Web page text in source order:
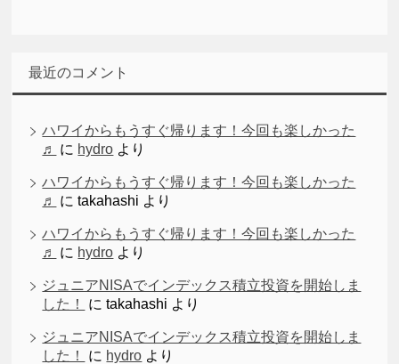
最近のコメント
ハワイからもうすぐ帰ります！今回も楽しかった
♬
に hydro より
ハワイからもうすぐ帰ります！今回も楽しかった
♬
にtakahashi より
ハワイからもうすぐ帰ります！今回も楽しかった
♬
に hydro より
ジュニアNISAでインデックス積立投資を開始しま
した！
にtakahashi より
ジュニアNISAでインデックス積立投資を開始しま
した！
に hydro より